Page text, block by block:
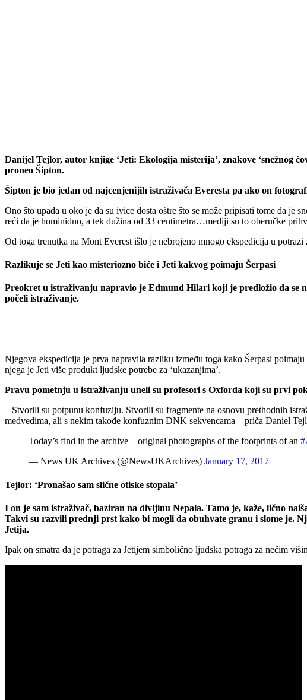
Danijel Tejlor, autor knjige ‘Jeti: Ekologija misterija’, znakove ‘snežnog
proneo Šipton.
Šipton je bio jedan od najcenjenijih istraživača Everesta pa ako on
Ono što upada u oko je da su ivice dosta oštre što se može pripisati tome da
reći da je hominidno, a tek dužina od 33 centimetra…mediji su to oberučke
Od toga trenutka na Mont Everest išlo je nebrojeno mnogo ekspedicija u potrazi
Razlikuje se Jeti kao misteriozno biće i Jeti kakvog poimaju Šerpasi
Preokret u istraživanju napravio je Edmund Hilari koji je predložio da se
počeli istraživanje.
Njegova ekspedicija je prva napravila razliku između toga kako Šerpasi
njega je Jeti više produkt ljudske potrebe za ‘ukazanjima’.
Pravu pometnju u istraživanju uneli su profesori s Oxforda koji su prvi
– Stvorili su potpunu konfuziju. Stvorili su fragmente na osnovu prethodnih
medvedima, ali s nekim takođe konfuznim DNK sekvencama – priča Daniel
Today’s find in the archive – original photographs of the footprints of an
— News UK Archives (@NewsUKArchives) January 17, 2017
Tejlor: ‘Pronašao sam slične otiske stopala’
I on je sam istraživač, baziran na divljinu Nepala. Tamo je, kaže, lično
Takvi su razvili prednji prst kako bi mogli da obuhvate granu i slome je.
Jetija.
Ipak on smatra da je potraga za Jetijem simbolično ljudska potraga za nečim